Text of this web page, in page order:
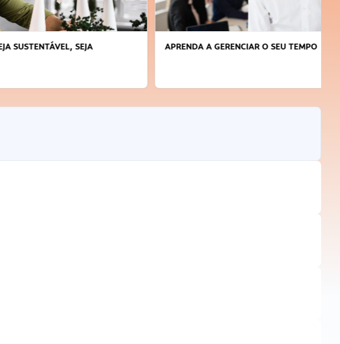
APRENDA A GERENCIAR O SEU TEMPO